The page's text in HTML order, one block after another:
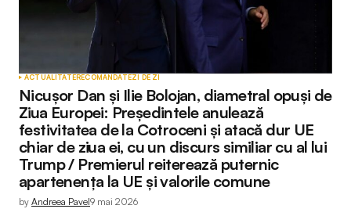
ACTUALITATERECOMANDATEZI DE ZI
Nicușor Dan și Ilie Bolojan, diametral opuși de
Ziua Europei: Președintele anulează
festivitatea de la Cotroceni și atacă dur UE
chiar de ziua ei, cu un discurs similiar cu al lui
Trump / Premierul reiterează puternic
apartenența la UE și valorile comune
by Andreea Pavel9 mai 2026